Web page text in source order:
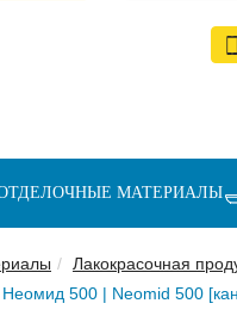
МАТЕРИАЛЫ
Лакокрасочная
500 | Neomid 500